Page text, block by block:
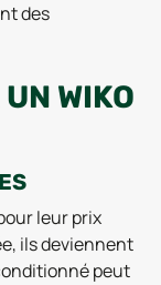
des
WIKO
leur prix
ils deviennent
peut